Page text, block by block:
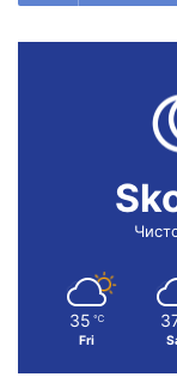
35 ℃
Fri